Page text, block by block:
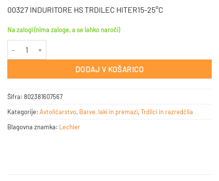
00327 INDURITORE HS TRDILEC HITER15-25°C
Na zalogi (nima zaloge, a se lahko naroči)
DODAJ V KOŠARICO
Šifra: 802381607567
Kategorije: Avtoličarstvo, Barve, laki in premazi,Trdilci in razredčila
Blagovna znamka: Lechler